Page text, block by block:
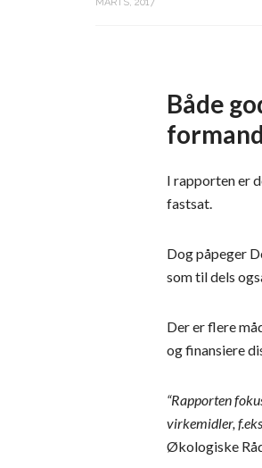
Både
I rapporten er
fastsat.
Dog påpeger
som til dels
Der er flere
og finansiere
“Rapporten
virkemidler,
Økologiske